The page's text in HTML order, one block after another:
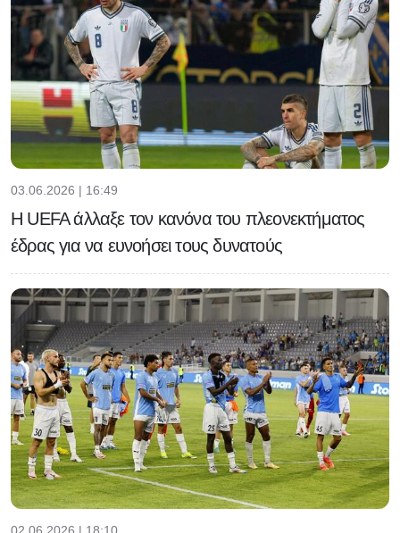
03.06.2026 | 16:49
H UEFA άλλαξε τον κανόνα του πλεονεκτήματος
έδρας για να ευνοήσει τους δυνατούς